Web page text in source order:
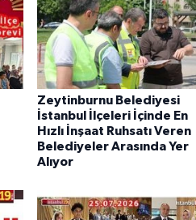
Zeytinburnu Belediyesi
İstanbul İlçeleri İçinde En
Hızlı İnşaat Ruhsatı Veren
Belediyeler Arasında Yer
Alıyor